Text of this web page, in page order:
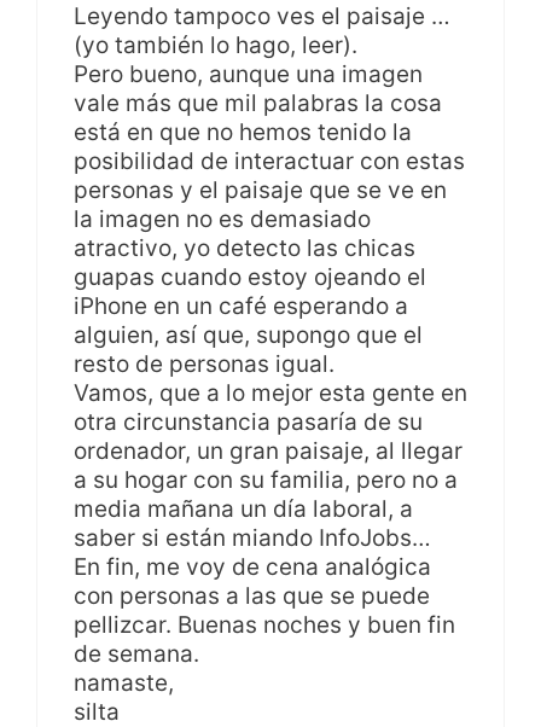
Leyendo tampoco ves el paisaje …
(yo también lo hago, leer).
Pero bueno, aunque una imagen
vale más que mil palabras la cosa
está en que no hemos tenido la
posibilidad de interactuar con estas
personas y el paisaje que se ve en
la imagen no es demasiado
atractivo, yo detecto las chicas
guapas cuando estoy ojeando el
iPhone en un café esperando a
alguien, así que, supongo que el
resto de personas igual.
Vamos, que a lo mejor esta gente en
otra circunstancia pasaría de su
ordenador, un gran paisaje, al llegar
a su hogar con su familia, pero no a
media mañana un día laboral, a
saber si están miando InfoJobs…
En fin, me voy de cena analógica
con personas a las que se puede
pellizcar. Buenas noches y buen fin
de semana.
namaste,
silta